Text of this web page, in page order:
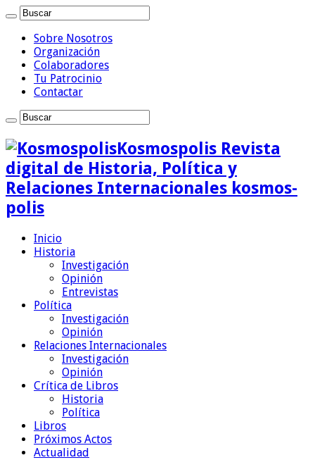
Sobre Nosotros
Organización
Colaboradores
Tu Patrocinio
Contactar
Kosmospolis Revista
digital de Historia, Política y
Relaciones Internacionales kosmos-
polis
Inicio
Historia
Investigación
Opinión
Entrevistas
Política
Investigación
Opinión
Relaciones Internacionales
Investigación
Opinión
Crítica de Libros
Historia
Política
Libros
Próximos Actos
Actualidad